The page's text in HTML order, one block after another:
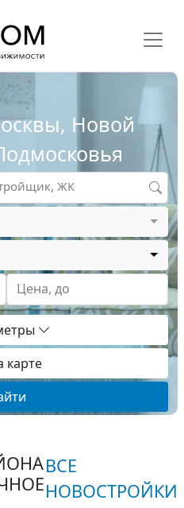
Новой
Цена, до
ЖК
карте
ВСЕ
НОВОСТРОЙКИ